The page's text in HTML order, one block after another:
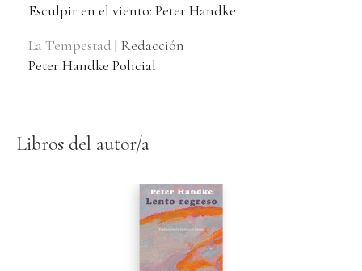
Esculpir en el viento: Peter Handke
La Tempestad | Redacción
Peter Handke Policial
Libros del autor/a